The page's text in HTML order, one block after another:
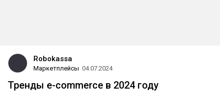
Robokassa
Маркетплейсы 04.07.2024
Тренды e-commerce в 2024 году